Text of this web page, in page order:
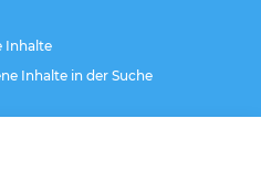
Inhalte
Inhalte in der Suche